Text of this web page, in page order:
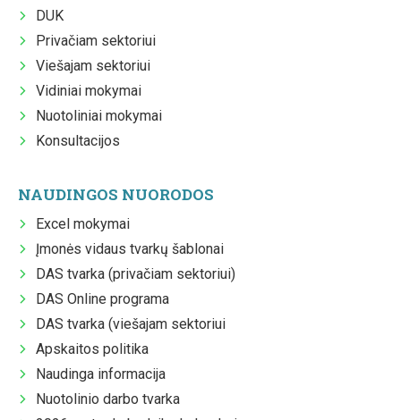
DUK
Privačiam sektoriui
Viešajam sektoriui
Vidiniai mokymai
Nuotoliniai mokymai
Konsultacijos
NAUDINGOS NUORODOS
Excel mokymai
Įmonės vidaus tvarkų šablonai
DAS tvarka (privačiam sektoriui)
DAS Online programa
DAS tvarka (viešajam sektoriui
Apskaitos politika
Naudinga informacija
Nuotolinio darbo tvarka